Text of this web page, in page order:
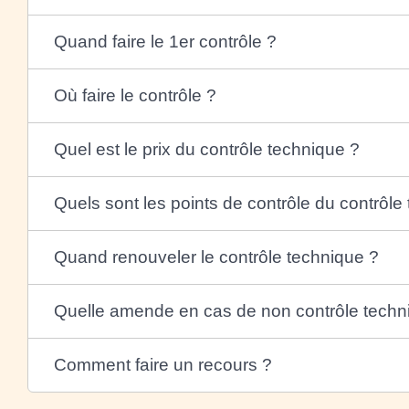
Quand faire le 1er contrôle ?
Où faire le contrôle ?
Quel est le prix du contrôle technique ?
Quels sont les points de contrôle du contrôle
Quand renouveler le contrôle technique ?
Quelle amende en cas de non contrôle
Comment faire un recours ?